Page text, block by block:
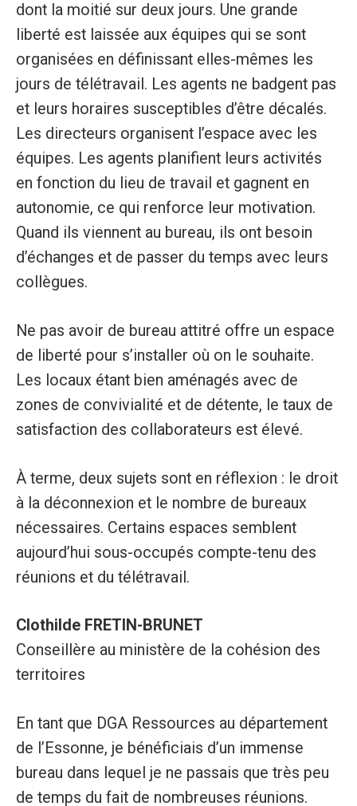
dont la moitié sur deux jours. Une grande
liberté est laissée aux équipes qui se sont
organisées en définissant elles-mêmes les
jours de télétravail. Les agents ne badgent pas
et leurs horaires susceptibles d’être décalés.
Les directeurs organisent l’espace avec les
équipes. Les agents planifient leurs activités
en fonction du lieu de travail et gagnent en
autonomie, ce qui renforce leur motivation.
Quand ils viennent au bureau, ils ont besoin
d’échanges et de passer du temps avec leurs
collègues.
Ne pas avoir de bureau attitré offre un espace
de liberté pour s’installer où on le souhaite.
Les locaux étant bien aménagés avec de
zones de convivialité et de détente, le taux de
satisfaction des collaborateurs est élevé.
À terme, deux sujets sont en réflexion : le droit
à la déconnexion et le nombre de bureaux
nécessaires. Certains espaces semblent
aujourd’hui sous-occupés compte-tenu des
réunions et du télétravail.
Clothilde FRETIN-BRUNET
Conseillère au ministère de la cohésion des
territoires
En tant que DGA Ressources au département
de l’Essonne, je bénéficiais d’un immense
bureau dans lequel je ne passais que très peu
de temps du fait de nombreuses réunions.